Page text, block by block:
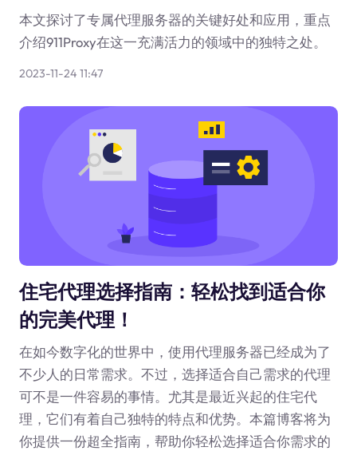
本文探讨了专属代理服务器的关键好处和应用，重点
介绍911Proxy在这一充满活力的领域中的独特之处。
2023-11-24 11:47
住宅代理选择指南：轻松找到适合你
的完美代理！
在如今数字化的世界中，使用代理服务器已经成为了
不少人的日常需求。不过，选择适合自己需求的代理
可不是一件容易的事情。尤其是最近兴起的住宅代
理，它们有着自己独特的特点和优势。本篇博客将为
你提供一份超全指南，帮助你轻松选择适合你需求的